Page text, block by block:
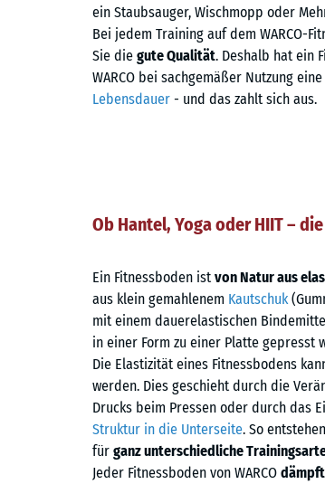
ein Staubsauger, Wischmopp oder
Bei jedem Training auf dem WARCO-
Sie die gute Qualität. Deshalb hat ein
WARCO bei sachgemäßer Nutzung
Lebensdauer - und das zahlt sich aus.
Ob Hantel, Yoga oder HIIT –
Ein Fitnessboden ist von Natur aus
aus klein gemahlenem Kautschuk
mit einem dauerelastischen
in einer Form zu einer Platte gepresst
Die Elastizität eines Fitnessbodens
werden. Dies geschieht durch die
Drucks beim Pressen oder durch das
Struktur in die Unterseite. So
für ganz unterschiedliche
Jeder Fitnessboden von WARCO dämpft